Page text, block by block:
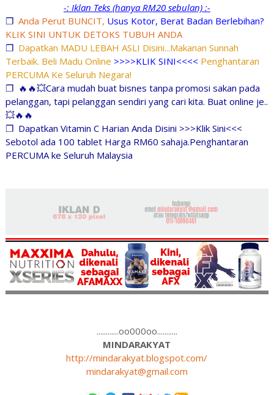
-: Iklan Teks (hanya RM20 sebulan) :-
❐ Anda Perut BUNCIT, Usus Kotor, Berat Badan Berlebihan?
KLIK SINI UNTUK DETOKS TUBUH ANDA
❐ Dapatkan MADU LEBAH ASLI Disini...Makanan Sunnah
Terbaik. Beli Madu Online >>>>KLIK SINI<<<< Penghantaran
PERCUMA Ke Seluruh Negara!
❐ 🔥🔥💥Cara mudah buat bisnes tanpa promosi sakan pada
pelanggan, tapi pelanggan sendiri yang cari kita. Buat online je..
💥🔥🔥
❐ Dapatkan Vitamin C Harian Anda Disini >>>Klik Sini<<<
Sebotol ada 100 tablet Harga RM60 sahaja.Penghantaran
PERCUMA ke Seluruh Malaysia
............oo000oo...........
MINDARAKYAT
http://mindarakyat.blogspot.com/
mindarakyat@gmail.com